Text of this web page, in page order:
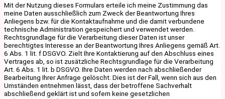
Mit der Nutzung dieses Formulars erteile ich meine Zustimmung das
meine Daten ausschließlich zum Zweck der Beantwortung Ihres
Anliegens bzw. für die Kontaktaufnahme und die damit verbundene
technische Administration gespeichert und verwendet werden.
Rechtsgrundlage für die Verarbeitung dieser Daten ist unser
berechtigtes Interesse an der Beantwortung Ihres Anliegens gemäß Art.
6 Abs. 1 lit. f DSGVO. Zielt Ihre Kontaktierung auf den Abschluss eines
Vertrages ab, so ist zusätzliche Rechtsgrundlage für die Verarbeitung
Art. 6 Abs. 1 lit. b DSGVO. Ihre Daten werden nach abschließender
Bearbeitung Ihrer Anfrage gelöscht. Dies ist der Fall, wenn sich aus den
Umständen entnehmen lässt, dass der betroffene Sachverhalt
abschließend geklärt ist und sofern keine gesetzlichen